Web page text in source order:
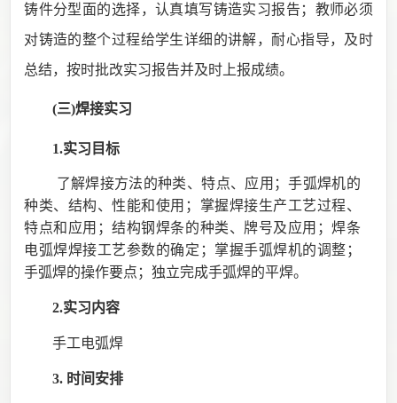
铸件分型面的选择，认真填写铸造实习报告；教师必须
对铸造的整个过程给学生详细的讲解，耐心指导，及时
总结，按时批改实习报告并及时上报成绩。
(三)焊接实习
1.实习目标
了解焊接方法的种类、特点、应用；手弧焊机的
种类、结构、性能和使用；掌握焊接生产工艺过程、
特点和应用；结构钢焊条的种类、牌号及应用；焊条
电弧焊焊接工艺参数的确定；掌握手弧焊机的调整；
手弧焊的操作要点；独立完成手弧焊的平焊。
2.实习内容
手工电弧焊
3. 时间安排